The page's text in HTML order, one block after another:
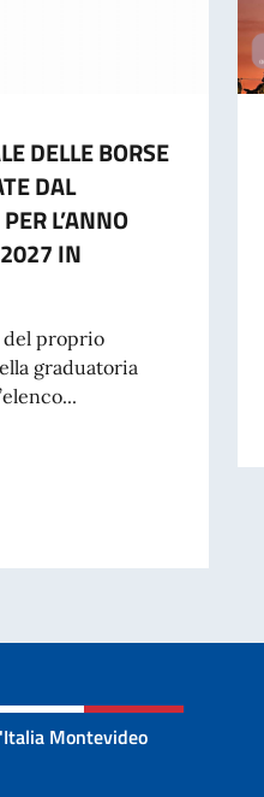
DELLE BORSE
DAL
L’ANNO
IN
del proprio
graduatoria
DELLE BORSE DI STUDIO
Montevideo